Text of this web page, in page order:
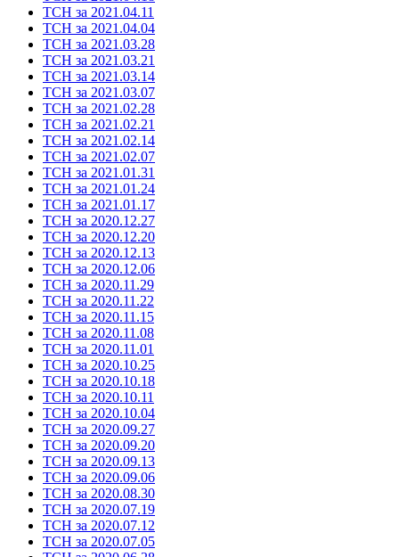
ТСН за 2021.04.11
ТСН за 2021.04.04
ТСН за 2021.03.28
ТСН за 2021.03.21
ТСН за 2021.03.14
ТСН за 2021.03.07
ТСН за 2021.02.28
ТСН за 2021.02.21
ТСН за 2021.02.14
ТСН за 2021.02.07
ТСН за 2021.01.31
ТСН за 2021.01.24
ТСН за 2021.01.17
ТСН за 2020.12.27
ТСН за 2020.12.20
ТСН за 2020.12.13
ТСН за 2020.12.06
ТСН за 2020.11.29
ТСН за 2020.11.22
ТСН за 2020.11.15
ТСН за 2020.11.08
ТСН за 2020.11.01
ТСН за 2020.10.25
ТСН за 2020.10.18
ТСН за 2020.10.11
ТСН за 2020.10.04
ТСН за 2020.09.27
ТСН за 2020.09.20
ТСН за 2020.09.13
ТСН за 2020.09.06
ТСН за 2020.08.30
ТСН за 2020.07.19
ТСН за 2020.07.12
ТСН за 2020.07.05